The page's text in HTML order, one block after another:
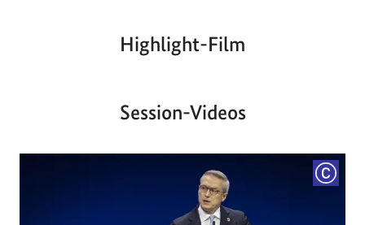
Highlight-Film
Aktueller
00:00| 00:00
Session-Videos